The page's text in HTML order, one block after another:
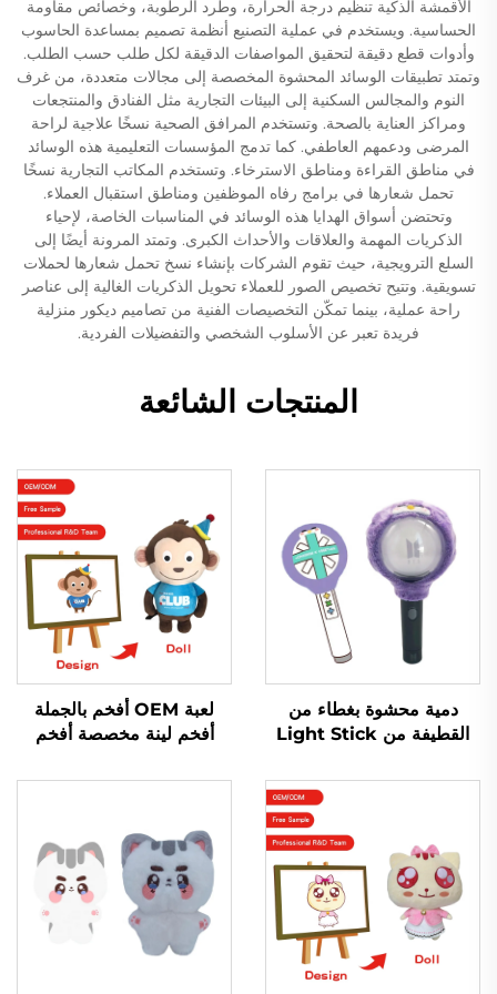
الأقمشة الذكية تنظيم درجة الحرارة، وطرد الرطوبة، وخصائص مقاومة
الحساسية. ويستخدم في عملية التصنيع أنظمة تصميم بمساعدة الحاسوب
وأدوات قطع دقيقة لتحقيق المواصفات الدقيقة لكل طلب حسب الطلب.
وتمتد تطبيقات الوسائد المحشوة المخصصة إلى مجالات متعددة، من غرف
النوم والمجالس السكنية إلى البيئات التجارية مثل الفنادق والمنتجعات
ومراكز العناية بالصحة. وتستخدم المرافق الصحية نسخًا علاجية لراحة
المرضى ودعمهم العاطفي. كما تدمج المؤسسات التعليمية هذه الوسائد
في مناطق القراءة ومناطق الاسترخاء. وتستخدم المكاتب التجارية نسخًا
تحمل شعارها في برامج رفاه الموظفين ومناطق استقبال العملاء.
وتحتضن أسواق الهدايا هذه الوسائد في المناسبات الخاصة، لإحياء
الذكريات المهمة والعلاقات والأحداث الكبرى. وتمتد المرونة أيضًا إلى
السلع الترويجية، حيث تقوم الشركات بإنشاء نسخ تحمل شعارها لحملات
تسويقية. وتتيح تخصيص الصور للعملاء تحويل الذكريات الغالية إلى عناصر
راحة عملية، بينما تمكّن التخصيصات الفنية من تصاميم ديكور منزلية
فريدة تعبر عن الأسلوب الشخصي والتفضيلات الفردية.
المنتجات الشائعة
دمية محشوة بغطاء من
القطيفة من Light Stick
نجوم البوب وحفلات
الموسيقى الاحتفالية
لعبة OEM أفخم بالجملة
أفخم لينة مخصصة أفخم
لينة محشوة الحيوانات اللعب